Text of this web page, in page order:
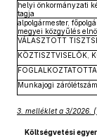
helyi önkormányzati
tagja
alpolgármester,
megyei közgyűlés
VÁLASZTOTT
KÖZTISZTVISELŐK,
Munkajogi zárólétszám
3. melléklet a 3/2026.
Költségvetési